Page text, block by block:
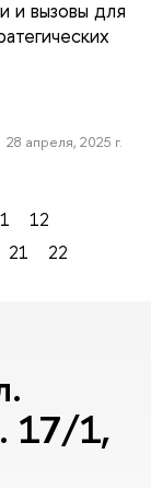
и вызовы для
28 апреля, 2025 г.
12
21
22
17/1,